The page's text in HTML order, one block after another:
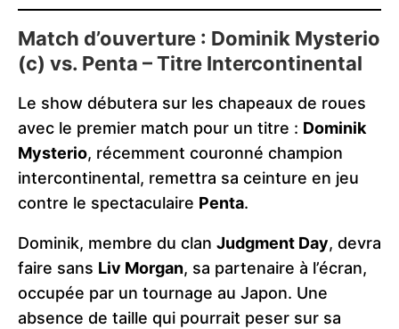
Match d’ouverture : Dominik Mysterio
(c) vs. Penta – Titre Intercontinental
Le show débutera sur les chapeaux de roues
avec le premier match pour un titre : Dominik
Mysterio, récemment couronné champion
intercontinental, remettra sa ceinture en jeu
contre le spectaculaire Penta.
Dominik, membre du clan Judgment Day, devra
faire sans Liv Morgan, sa partenaire à l’écran,
occupée par un tournage au Japon. Une
absence de taille qui pourrait peser sur sa